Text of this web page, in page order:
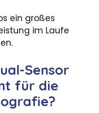
ein großes
im Laufe
Sensor
für die